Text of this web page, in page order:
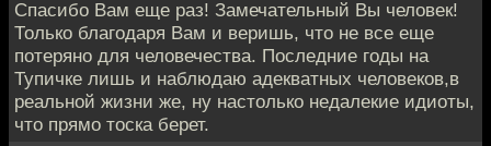
Спасибо Вам еще раз! Замечательный Вы человек!
Только благодаря Вам и веришь, что не все еще
потеряно для человечества. Последние годы на
Тупичке лишь и наблюдаю адекватных человеков,в
реальной жизни же, ну настолько недалекие идиоты,
что прямо тоска берет.